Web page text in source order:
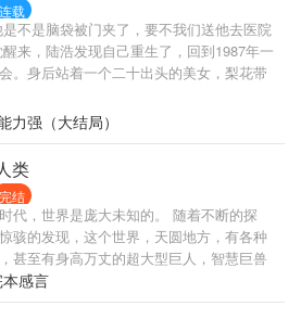
连载
是不是脑袋被门夹了，要不我们送他去医院
醒来，陆浩发现自己重生了，回到1987年一
。身后站着一个二十出头的美女，梨花带
爱的看着他。
力强（大结局）
类
完结
代，世界是庞大未知的。 随着不断的探
骇的发现，这个世界，天圆地方，有各种
甚至有身高万丈的超大型巨人，智慧巨兽
出现，踩踏山川、破碎大地。 数百年后，
的环境下，人们与巨兽搏斗，终于建立徇
本感言